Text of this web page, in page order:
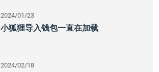
2024/01/23
小狐狸导入钱包一直在加载
2024/02/18